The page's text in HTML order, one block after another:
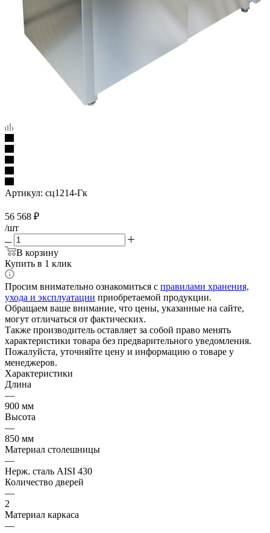
Артикул: сц1214-Гк
56 568 ₽
/шт
В корзину
Купить в 1 клик
Просим внимательно ознакомиться с правилами хранения,
ухода и эксплуатации приобретаемой продукции.
Обращаем ваше внимание, что цены, указанные на сайте,
могут отличаться от фактических.
Также производитель оставляет за собой право менять
характеристики товара без предварительного уведомления.
Пожалуйста, уточняйте цену и информацию о товаре у
менеджеров.
Характеристики
Длина
—
900 мм
Высота
—
850 мм
Материал столешницы
—
Нерж. сталь AISI 430
Количество дверей
—
2
Материал каркаса
—